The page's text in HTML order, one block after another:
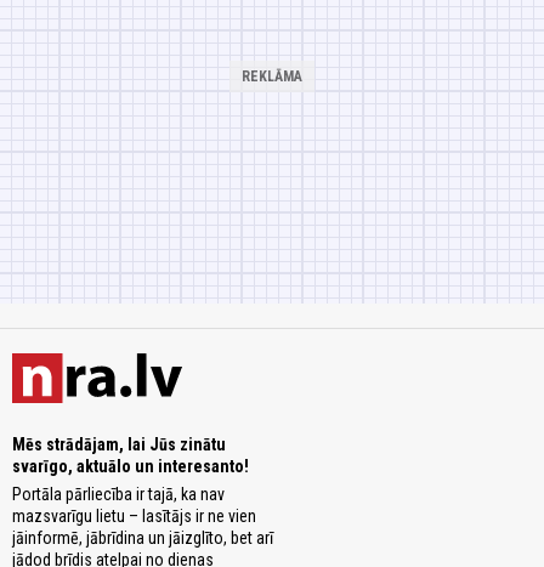
Mēs strādājam, lai Jūs zinātu
svarīgo, aktuālo un interesanto!
Portāla pārliecība ir tajā, ka nav
mazsvarīgu lietu – lasītājs ir ne vien
jāinformē, jābrīdina un jāizglīto, bet arī
jādod brīdis atelpai no dienas